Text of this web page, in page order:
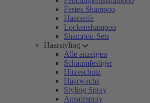
Festes Shampoo
Haarseife
Lockenshampoo
Shampoo-Sets
Haarstyling
Alle anzeigen
Schaumfestiger
Hitzeschutz
Haarwachs
Styling Spray
Ansatzspray